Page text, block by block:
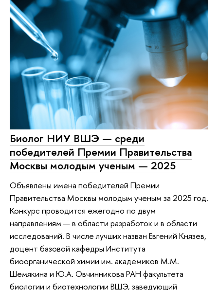
Биолог НИУ ВШЭ — среди
победителей Премии Правительства
Москвы молодым ученым — 2025
Объявлены имена победителей Премии
Правительства Москвы молодым ученым за 2025 год.
Конкурс проводится ежегодно по двум
направлениям — в области разработок и в области
исследований. В числе лучших назван Евгений Князев,
доцент базовой кафедры Института
биоорганической химии им. академиков М.М.
Шемякина и Ю.А. Овчинникова РАН факультета
биологии и биотехнологии ВШЭ, заведующий